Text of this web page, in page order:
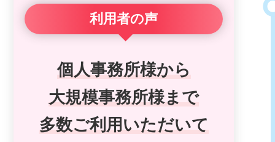
利用者の声
個人事務所様から
大規模事務所様まで
多数ご利用いただいて